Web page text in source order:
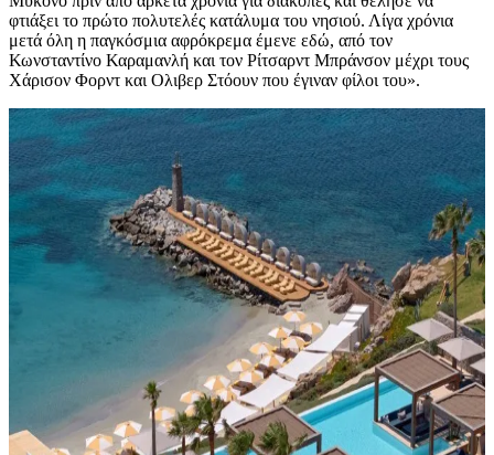
φτιάξει το πρώτο πολυτελές κατάλυμα του νησιού. Λίγα χρόνια
μετά όλη η παγκόσμια αφρόκρεμα έμενε εδώ, από τον
Κωνσταντίνο Καραμανλή και τον Ρίτσαρντ Μπράνσον μέχρι τους
Χάρισον Φορντ και Ολιβερ Στόουν που έγιναν φίλοι του».